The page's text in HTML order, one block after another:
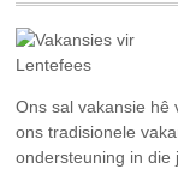
Ons sal vakansie hê
ons tradisionele
ondersteuning in die